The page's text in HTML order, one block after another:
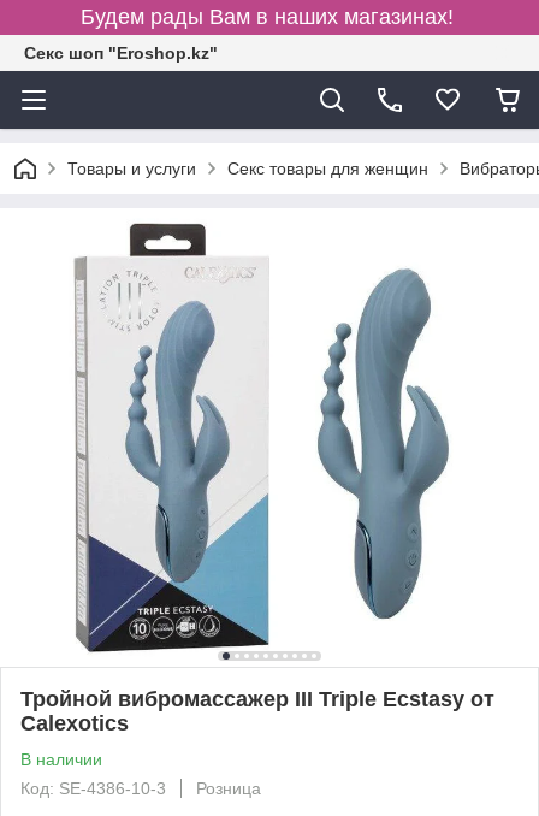
Будем рады Вам в наших магазинах!
Секс шоп "Eroshop.kz"
Товары и услуги Секс товары для женщин
Тройной вибромассажер III Triple Ecstasy от
Calexotics
В наличии
Код: SE-4386-10-3
Розница